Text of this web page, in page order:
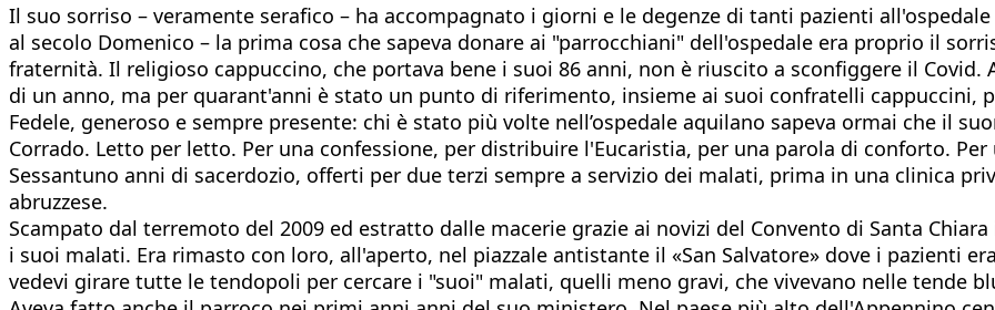
Il suo sorriso – veramente serafico – ha accompagnato i giorni e le degenze di tanti pazienti
al secolo Domenico – la prima cosa che sapeva donare ai "parrocchiani" dell'ospedale era proprio il
fraternità. Il religioso cappuccino, che portava bene i suoi 86 anni, non è riuscito a sconfiggere il Covid.
di un anno, ma per quarant'anni è stato un punto di riferimento, insieme ai suoi confratelli cappuccini,
Fedele, generoso e sempre presente: chi è stato più volte nell’ospedale aquilano sapeva ormai che il
Corrado. Letto per letto. Per una confessione, per distribuire l'Eucaristia, per una parola di conforto. Per
Sessantuno anni di sacerdozio, offerti per due terzi sempre a servizio dei malati, prima in una clinica
abruzzese.
Scampato dal terremoto del 2009 ed estratto dalle macerie grazie ai novizi del Convento di Santa
i suoi malati. Era rimasto con loro, all'aperto, nel piazzale antistante il «San Salvatore» dove i pazienti
vedevi girare tutte le tendopoli per cercare i "suoi" malati, quelli meno gravi, che vivevano nelle tende